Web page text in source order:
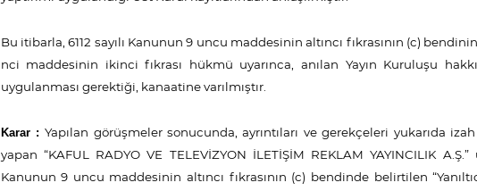
Bu itibarla, 6112 sayılı Kanunun 9 uncu maddesinin altıncı fıkrasının (c)
nci maddesinin ikinci fıkrası hükmü uyarınca, anılan Yayın Kuruluşu
uygulanması gerektiği, kanaatine varılmıştır.
Karar :Yapılan görüşmeler sonucunda, ayrıntıları ve gerekçeleri yukarıda
yapan “KAFUL RADYO VE TELEVİZYON İLETİŞİM REKLAM YAYINCILIK A.Ş.”
Kanunun9 uncu maddesinin altıncı fıkrasının (c) bendinde belirtilen